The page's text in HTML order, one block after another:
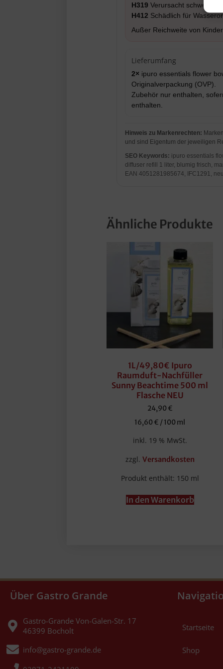
H319 Verursacht schwere
H412 Schädlich für
Außer Reichweite von
Lieferumfang
2× ipuro essentials flower
Originalverpackung (OVP).
Zubehör nur enthalten,
enthalten.
Hinweis zu Markenrechten:
und sind Eigentum der jeweiligen
SEO Keywords: ipuro essentials
diffuser refill 1 liter, blumig frisch,
EAN 4051281985674, IFC1291,
Ähnliche Produkte
1L/49,80€ Ipuro
Raumduft-Nachfüller
Sunny Beachtime 500 ml
Flasche NEU
24,90 €
16,60 € /100 ml
inkl. 19 % MwSt.
zzgl. Versandkosten
Produkt enthält: 150 ml
In den Warenkorb
Über Gastro Grande
Gastro-Grande Von-Galen-Str. 17
46399 Bocholt
info@gastro-grande.de
Startseite
Shop